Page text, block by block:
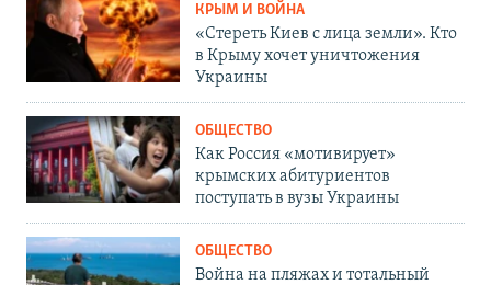
КРЫМ И ВОЙНА
«Стереть Киев с лица земли». Кто
в Крыму хочет уничтожения
Украины
ОБЩЕСТВО
Как Россия «мотивирует»
крымских абитуриентов
поступать в вузы Украины
ОБЩЕСТВО
Война на пляжах и тотальный